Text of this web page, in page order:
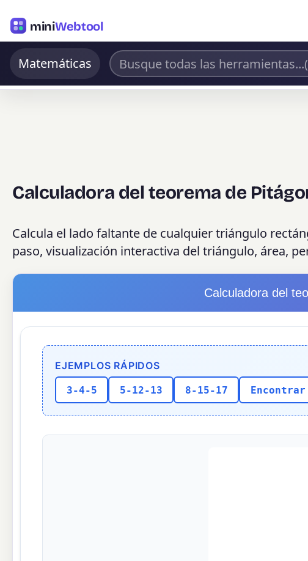
miniWebtool
Matemáticas
Calculadora del teorema de
Calcula el lado faltante de cualquier triángulo
paso, visualización interactiva del triángulo, área,
Calculadora del
EJEMPLOS RÁPIDOS
3-4-5 5-12-13 8-15-17